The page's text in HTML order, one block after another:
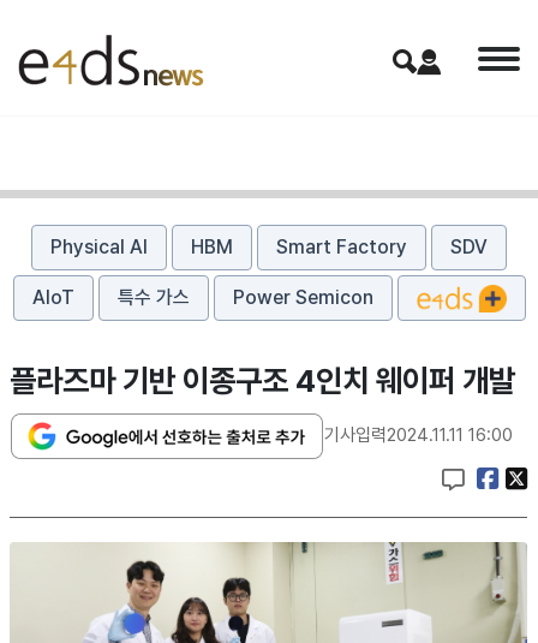
Physical AI HBM Smart Factory SDV
AIoT 특수 가스 Power Semicon
플라즈마 기반 이종구조 4인치 웨이퍼 개발
기사입력2024.11.11 16:00